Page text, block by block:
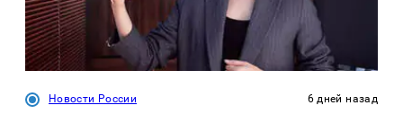
Новости России 6 дней назад